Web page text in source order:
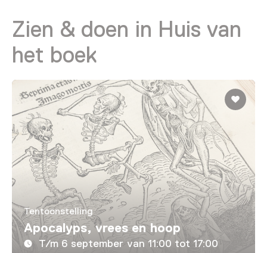
Zien & doen in Huis van
het boek
Tentoonstelling
Apocalyps, vrees en hoop
T/m 6 september van 11:00 tot 17:00